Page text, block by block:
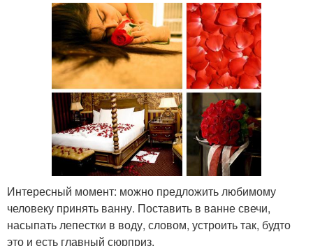
Интересный момент: можно предложить любимому
человеку принять ванну. Поставить в ванне свечи,
насыпать лепестки в воду, словом, устроить так, будто
это и есть главный сюрприз.